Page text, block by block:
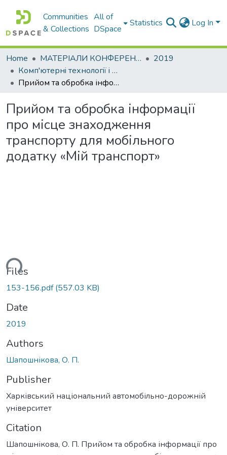
Communities
& Collections
All of
DSpace
Statistics Log In
Home МАТЕРІАЛИ КОНФЕРЕНЦІЙ
2019
Комп'ютернi технологiї i мехатронiка. 30 травня 2019 р.
Прийом та обробка інформації про місце знаходження транспорту для мобільного додатку «Мій транспорт»
Прийом та обробка інформації
про місце знаходження
транспорту для мобільного
додатку «Мій транспорт»
Files
153-156.pdf(557.03 KB)
Date
2019
Authors
Шапошнікова, О. П.
Publisher
Харківський національний автомобільно-дорожній
університет
Citation
Шапошнікова, О. П. Прийом та обробка інформації про